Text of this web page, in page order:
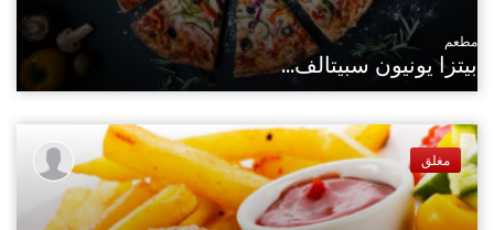
مطعم
بيتزا يونيون سبيتالف...
مغلق